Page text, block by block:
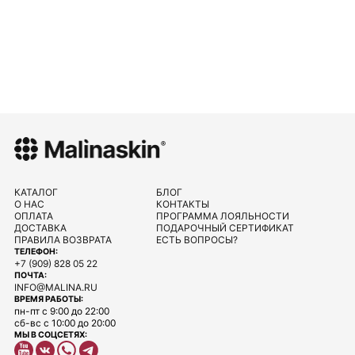
ТЕЛЕФОН:
+7 (909) 828 05 22
ПОЧТА:
INFO@MALINA.RU
ВРЕМЯ РАБОТЫ:
пн-пт с 9:00 до 22:00
сб-вс с 10:00 до 20:00
МЫ В СОЦСЕТЯХ:
КАТАЛОГ
О НАС
ОПЛАТА
ДОСТАВКА
ПРАВИЛА ВОЗВРАТА
БЛОГ
КОНТАКТЫ
ПРОГРАММА ЛОЯЛЬНОСТИ
ПОДАРОЧНЫЙ СЕРТИФИКАТ
ЕСТЬ ВОПРОСЫ?